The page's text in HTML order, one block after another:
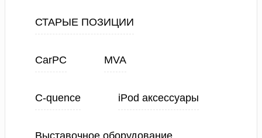
СТАРЫЕ ПОЗИЦИИ
CarPC MVA
C-quence iPod аксессуары
Выставочное оборудование